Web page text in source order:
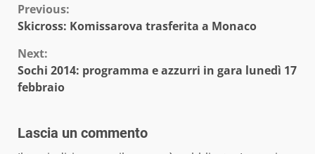
Continue
Previous:
Skicross: Komissarova trasferita a Monaco
Next:
Sochi 2014: programma e azzurri in gara lunedì 17
febbraio
Lascia un commento